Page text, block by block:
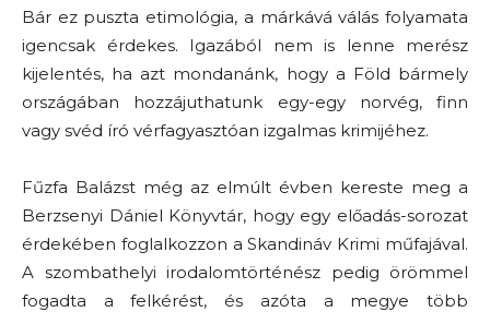
Bár ez puszta etimológia, a márkává válás folyamata
igencsak érdekes. Igazából nem is lenne merész
kijelentés, ha azt mondanánk, hogy a Föld bármely
országában hozzájuthatunk egy-egy norvég, finn
vagy svéd író vérfagyasztóan izgalmas krimijéhez.
Fűzfa Balázst még az elmúlt évben kereste meg a
Berzsenyi Dániel Könyvtár, hogy egy előadás-sorozat
érdekében foglalkozzon a Skandináv Krimi műfajával.
A szombathelyi irodalomtörténész pedig örömmel
fogadta a felkérést, és azóta a megye több